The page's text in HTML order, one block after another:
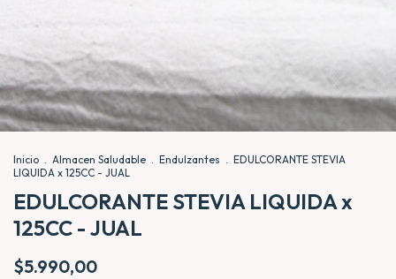
Inicio . Almacen Saludable . Endulzantes . EDULCORANTE STEVIA
LIQUIDA x 125CC - JUAL
EDULCORANTE STEVIA LIQUIDA x
125CC - JUAL
$5.990,00